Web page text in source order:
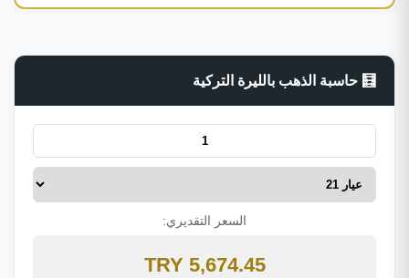
🧮 حاسبة الذهب بالليرة التركية
السعر التقديري:
5,674.45 TRY